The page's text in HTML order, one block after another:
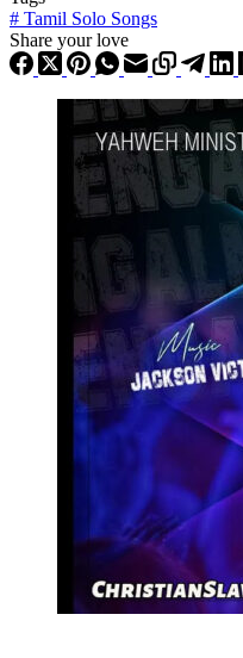
# Tamil Solo Songs
Share your love